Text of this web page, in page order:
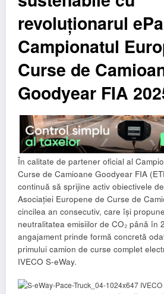
revoluționarul
Campionatul
Curse de
Goodyear FIA
În calitate de partener oficial al
Curse de Camioane Goodyear FIA
continuă să sprijine activ obiectivele
Asociației Europene de Curse de
cincilea an consecutiv, care își
neutralitatea emisiilor de CO₂ până în
angajament prinde formă concretă
primului camion de curse complet
IVECO S-eWay.